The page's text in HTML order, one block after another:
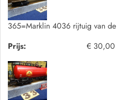
365=Marklin 4036 rijtuig van de
Prijs:
€ 30,00